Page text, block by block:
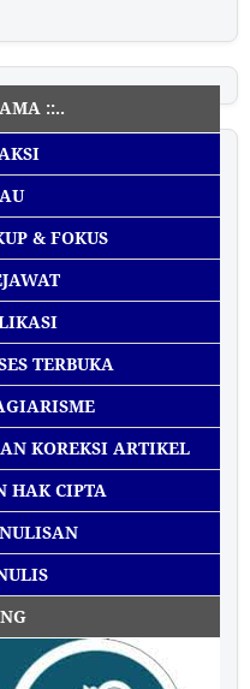
::..
& FOKUS
TERBUKA
KOREKSI ARTIKEL
HAK CIPTA